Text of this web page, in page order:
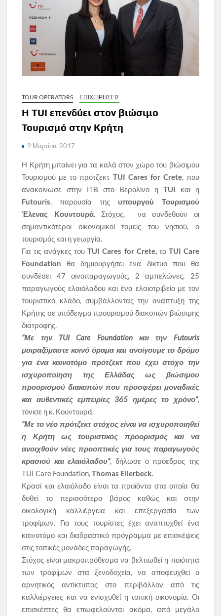
TOUR OPERATORS ΕΠΙΧΕΙΡΗΣΕΙΣ
Η TUI επενδύει στον βιώσιμο
Τουρισμό στην Κρήτη
9 Μαρτίου, 2017
Η Κρήτη μπαίνει για τα καλά στον χώρο του βιώσιμου
Τουρισμού με το πρότζεκτ TUI Cares for Crete, που
ανακοίνωσε στην ΙΤΒ στο Βερολίνο η TUI και η
Futouris, παρουσία της υπουργού Τουρισμού
Έλενας Κουντουρά.Στόχος, να συνδεθούν οι
σημαντικότεροι οικονομικοί τομείς του νησιού, ο
τουρισμός και η γεωργία.
Για τις ανάγκες τουTUI Cares for Crete,το TUI Care
Foundation θα δημιουργήσει ένα δίκτυο που θα
συνδέσει 47 οινοπαραγωγούς, 2 αμπελώνες, 25
παραγωγούς ελαιόλαδου και ένα ελαιοτριβείο με τον
τουριστικό κλάδο, συμβάλλοντας την ανάπτυξη της
Κρήτης σε υπόδειγμα προορισμού διακοπών βιώσιμης
διατροφής.
“Με την TUI Care Foundation και την Futouris
μοιραζόμαστε κοινό όραμα και ανοίγουμε το δρόμο
για ένα καινοτόμο πρότζεκτ που έχει στόχο την
ισχυροποίηση της Ελλάδας ως βιώσιμου
προορισμού διακοπών που προσφέρει μοναδικές
και αυθεντικές εμπειρίες 365 ημέρες το χρόνο”,
τόνισε η κ. Κουντουρά.
“Με το νέο πρότζεκτ στόχος είναι να ισχυροποιηθεί
η Κρήτη ως τουριστικός προορισμός και να
ανοιχθούν νέες προοπτικές για τους παραγωγούς
κρασιού και ελαιόλαδου”, δήλωσε ο πρόεδρος της
TUI Care Foundation,Thomas Ellerbeck.
Κρασί και ελαιόλαδο είναι τα προϊόντα στα οποία θα
δοθεί το περισσότερο βάρος καθώς και στην
οικολογική καλλιέργεια και επεξεργασία των
τροφίμων. Για τους τουρίστες έχει αναπτυχθεί ένα
καινοτόμο και διαδραστικό πρόγραμμα με επισκέψεις
στις τοπικές μονάδες παραγωγής.
Στόχος είναι μακροπρόθεσμα να βελτιωθεί η ποιότητα
των τροφίμων στα ξενοδοχεία, να αποφευχθεί ο
αρνητικός αντίκτυπος στο περιβάλλον από τις
καλλιέργειες και να ενισχυθεί η τοπική οικονομία. Οι
επισκέπτες θα επωφελούνται ακόμα, από μεγάλο